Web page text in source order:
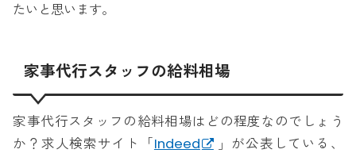
たいと思います。
家事代行スタッフの給料相場
家事代行スタッフの給料相場はどの程度なのでしょう
か？求人検索サイト「Indeed
」が公表している、